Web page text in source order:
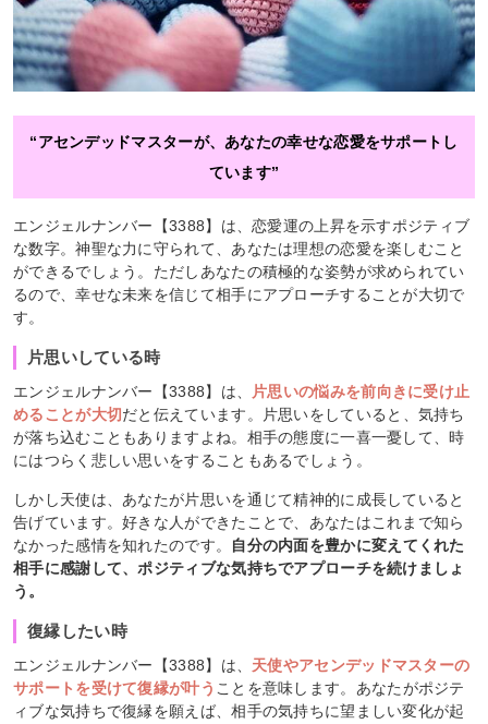
“アセンデッドマスターが、あなたの幸せな恋愛をサポートし
ています”
エンジェルナンバー【3388】は、恋愛運の上昇を示すポジティブ
な数字。神聖な力に守られて、あなたは理想の恋愛を楽しむこと
ができるでしょう。ただしあなたの積極的な姿勢が求められてい
るので、幸せな未来を信じて相手にアプローチすることが大切で
す。
片思いしている時
エンジェルナンバー【3388】は、 片思いの悩みを前向きに受け止
めることが大切だと伝えています。片思いをしていると、気持ち
が落ち込むこともありますよね。相手の態度に一喜一憂して、時
にはつらく悲しい思いをすることもあるでしょう。
しかし天使は、あなたが片思いを通じて精神的に成長していると
告げています。好きな人ができたことで、あなたはこれまで知ら
なかった感情を知れたのです。
自分の内面を豊かに変えてくれた
相手に感謝して、ポジティブな気持ちでアプローチを続けましょ
う。
復縁したい時
エンジェルナンバー【3388】は、 天使やアセンデッドマスターの
サポートを受けて復縁が叶う ことを意味します。あなたがポジテ
ィブな気持ちで復縁を願えば、相手の気持ちに望ましい変化が起